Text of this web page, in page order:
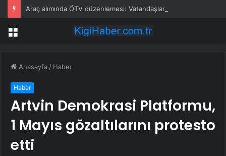
Menü
Anasayfa / Haber
Haber
Artvin Demokrasi Platformu,
1 Mayıs gözaltılarını protesto
etti